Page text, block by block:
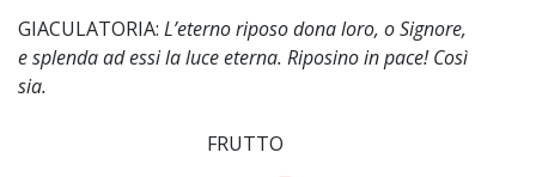
GIACULATORIA: L’eterno riposo dona loro, o Signore,
e splenda ad essi la luce eterna. Riposino in pace! Così
sia.
FRUTTO